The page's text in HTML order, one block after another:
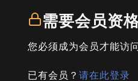
需要会员资
您必须成为会员才能访
已有会员？ 请在此登录